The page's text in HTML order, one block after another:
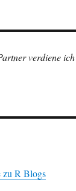
verdiene
zu R Blogs